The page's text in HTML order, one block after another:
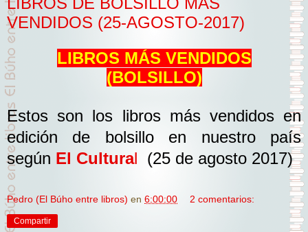
VENDIDOS (25-AGOSTO-2017)
LIBROS MÁS VENDIDOS
(BOLSILLO)
Estos son los libros más vendidos en
edición de bolsillo en nuestro país
según El Cultural (25 de agosto 2017)
Pedro (El Búho entre libros) en 6:00:00 2 comentarios:
Compartir